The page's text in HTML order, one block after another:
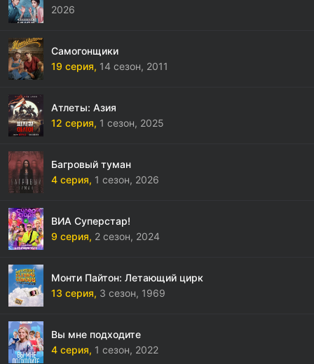
2026
Самогонщики
19 серия, 14 сезон, 2011
Атлеты: Азия
12 серия, 1 сезон, 2025
Багровый туман
4 серия, 1 сезон, 2026
ВИА Суперстар!
9 серия, 2 сезон, 2024
Монти Пайтон: Летающий цирк
13 серия, 3 сезон, 1969
Вы мне подходите
4 серия, 1 сезон, 2022